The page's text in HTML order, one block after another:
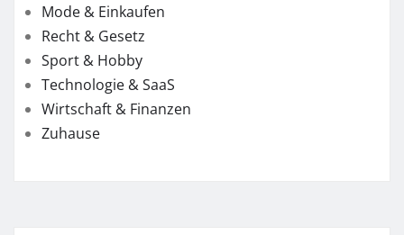
Mode & Einkaufen
Recht & Gesetz
Sport & Hobby
Technologie & SaaS
Wirtschaft & Finanzen
Zuhause